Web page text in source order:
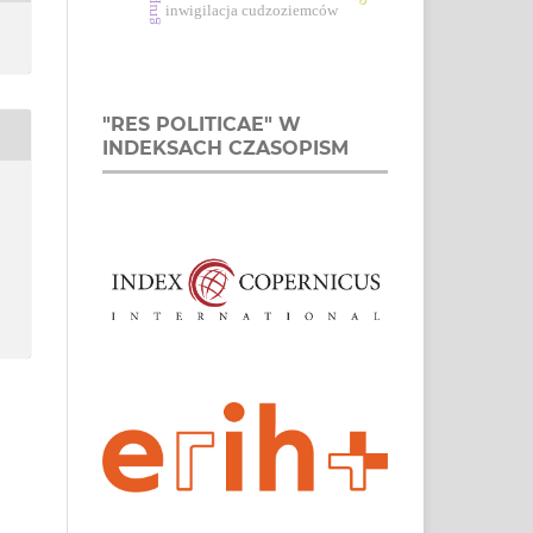
inwigilacja cudzoziemców
"RES POLITICAE" W
INDEKSACH CZASOPISM